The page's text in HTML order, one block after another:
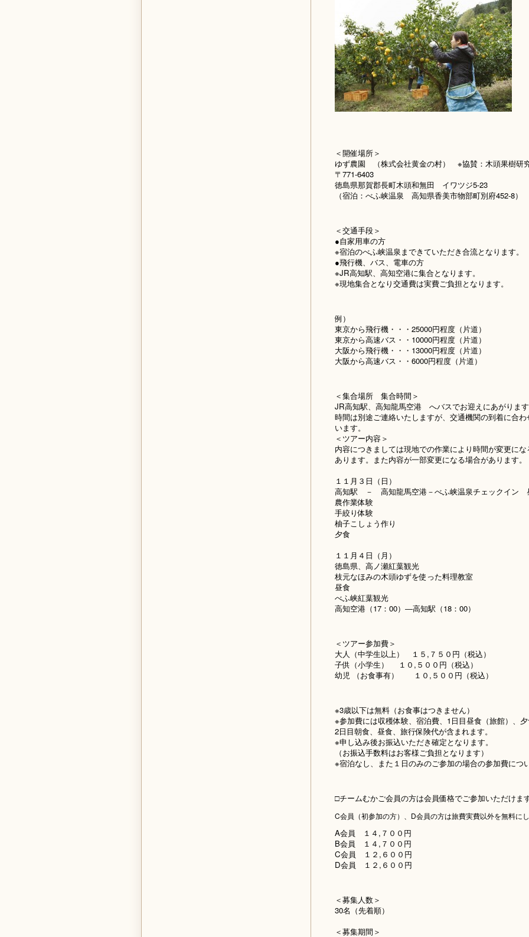
＜開催場所＞
ゆず農園 （株式会社黄金の村） ※協賛：木頭果樹研
〒771-6403
徳島県那賀郡長町木頭和無田 イワツジ5-23
（宿泊：べふ峡温泉 高知県香美市物部町別府452-8）
＜交通手段＞
●自家用車の方
※宿泊のべふ峡温泉まできていただき合流となります。
●飛行機、バス、電車の方
※JR高知駅、高知空港に集合となります。
※現地集合となり交通費は実費ご負担となります。
例）
東京から飛行機・・・25000円程度（片道）
東京から高速バス・・10000円程度（片道）
大阪から飛行機・・・13000円程度（片道）
大阪から高速バス・・6000円程度（片道）
＜集合場所 集合時間＞
JR高知駅、高知龍馬空港 へバスでお迎えにあがります
時間は別途ご連絡いたしますが、交通機関の到着に合
います。
＜ツアー内容＞
内容につきましては現地での作業により時間が変更にな
あります。また内容が一部変更になる場合があります。
１１月３日（日）
高知駅 － 高知龍馬空港－べふ峡温泉チェックイン
農作業体験
手絞り体験
柚子こしょう作り
夕食
１１月４日（月）
徳島県、高ノ瀬紅葉観光
枝元なほみの木頭ゆずを使った料理教室
昼食
べふ峡紅葉観光
高知空港（17：00）―高知駅（18：00）
＜ツアー参加費＞
大人（中学生以上） １５,７５０円（税込）
子供（小学生） １０,５００円（税込）
幼児 （お食事有） １０,５００円（税込）
※3歳以下は無料（お食事はつきません）
※参加費には収穫体験、宿泊費、1日目昼食（旅館）、
2日目朝食、昼食、旅行保険代が含まれます。
※申し込み後お振込いただき確定となります。
（お振込手数料はお客様ご負担となります）
※宿泊なし、また１日のみのご参加の場合の参加費につ
□チームむかご会員の方は会員価格でご参加いただけま
C会員（初参加の方）、D会員の方は旅費実費以外を無料に
A会員 １４,７００円
B会員 １４,７００円
C会員 １２,６００円
D会員 １２,６００円
＜募集人数＞
30名（先着順）
＜募集期間＞